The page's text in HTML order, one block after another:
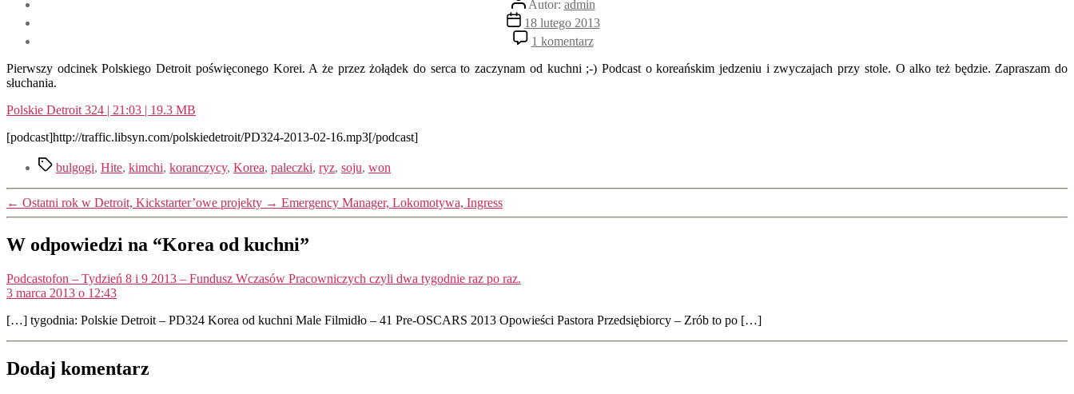
wpisu
Autor: admin
Data
wpisu
18 lutego 2013
1 komentarzdo
Korea
od
kuchni
Pierwszy odcinek Polskiego Detroit poświęconego Korei. A że przez żołądek do serca to zaczynam od kuchni ;-) Podcast o koreańskim jedzeniu i zwyczajach przy stole. O alko też będzie. Zapraszam do
słuchania.
Polskie Detroit 324 | 21:03 | 19.3 MB
[podcast]http://traffic.libsyn.com/polskiedetroit/PD324-2013-02-16.mp3[/podcast]
Tagibulgogi, Hite, kimchi, koranczycy, Korea, paleczki, ryz, soju, won
← Ostatni rok w Detroit, Kickstarter’owe projekty → Emergency Manager, Lokomotywa, Ingress
W odpowiedzi na “Korea od kuchni”
Podcastofon – Tydzień 8 i 9 2013 – Fundusz Wczasów Pracowniczych czyli dwa tygodnie raz po raz.
3 marca 2013 o 12:43
[…] tygodnia: Polskie Detroit – PD324 Korea od kuchni Male Filmidło – 41 Pre-OSCARS 2013 Opowieści Pastora Przedsiębiorcy – Zrób to po […]
Dodaj komentarz